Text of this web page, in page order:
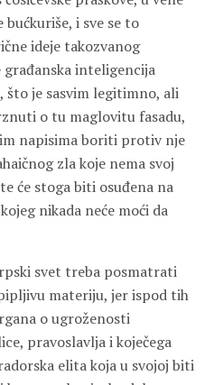
i sve se to
ideje takozvanog
građanska inteligencija
što je sasvim legitimno, ali
o tu maglovitu fasadu,
napisima boriti protiv nje
zla koje nema svoj
će stoga biti osuđena na
nikada neće moći da
svet treba posmatrati
materiju, jer ispod tih
o ugroženosti
pravoslavlja i koječega
elita koja u svojoj biti